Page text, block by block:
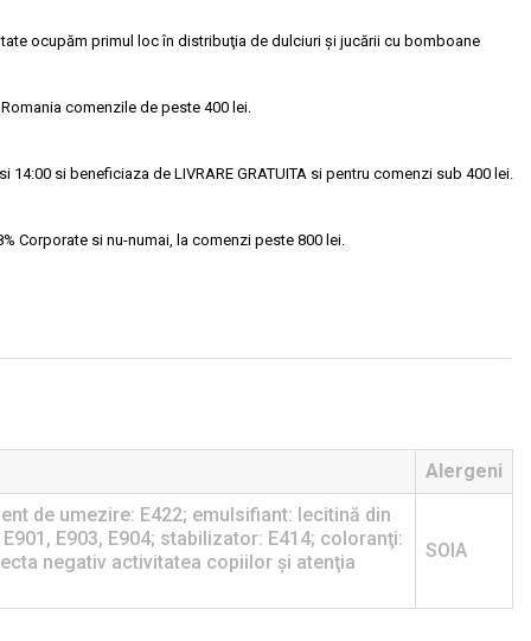
ocupăm primul loc în distribuţia de dulciuri și jucării cu bomboane
comenzile de peste 400 lei.
14:00 si beneficiaza de LIVRARE GRATUITA si pentru comenzi sub 400 lei.
Corporate si nu-numai, la comenzi peste 800 lei.
Alergeni
de umezire: E422; emulsifiant: lecitină din
E903, E904; stabilizator: E414; coloranţi:
negativ activitatea copiilor şi atenţia
SOIA